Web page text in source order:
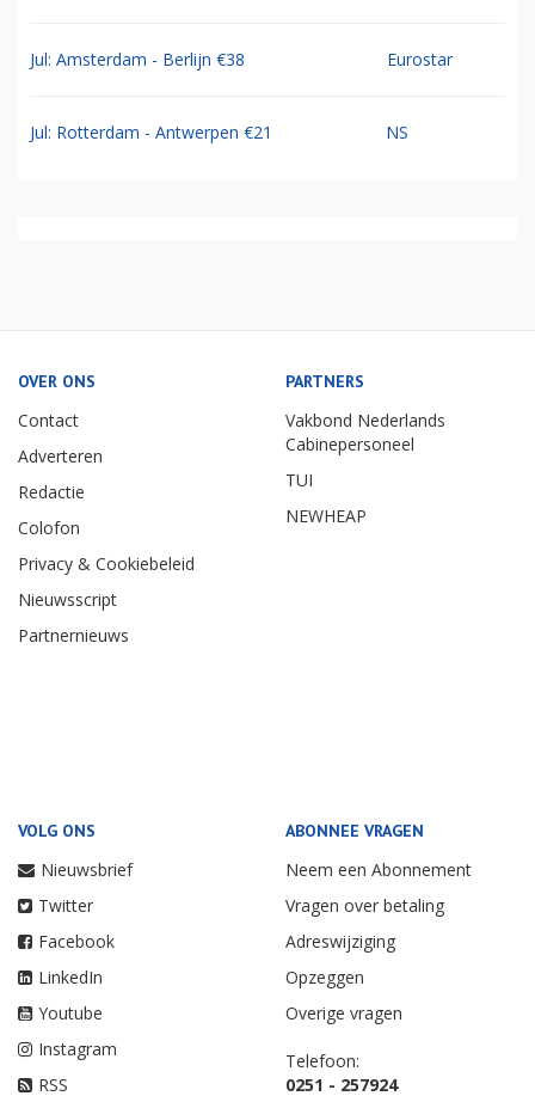
Jul: Amsterdam - Berlijn €38 Eurostar
Jul: Rotterdam - Antwerpen €21 NS
OVER ONS
Contact
Adverteren
Redactie
Colofon
Privacy & Cookiebeleid
Nieuwsscript
Partnernieuws
PARTNERS
Vakbond Nederlands
Cabinepersoneel
TUI
NEWHEAP
VOLG ONS
Nieuwsbrief
Twitter
Facebook
LinkedIn
Youtube
Instagram
RSS
ABONNEE VRAGEN
Neem een Abonnement
Vragen over betaling
Adreswijziging
Opzeggen
Overige vragen
Telefoon:
0251 - 257924